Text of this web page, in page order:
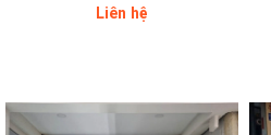
Liên hệ